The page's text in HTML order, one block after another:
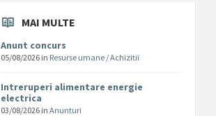
MAI MULTE
Anunt concurs
05/08/2026 in Resurse umane / Achizitii
Intreruperi alimentare energie
electrica
03/08/2026 inAnunturi